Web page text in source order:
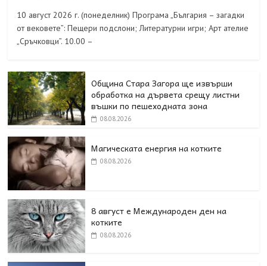
10 август 2026 г. (понеделник) Програма „България – загадки
от вековете”: Пещери подслони; Литературни игри; Арт ателие
„Сръчковци”. 10.00 –
Община Стара Загора ще извърши
обработка на дървета срещу листни
въшки по пешеходната зона
08.08.2026
Магическата енергия на котките
08.08.2026
8 август е Международен ден на
котките
08.08.2026